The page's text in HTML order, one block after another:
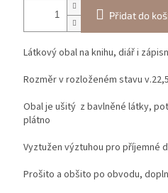
Přidat do
Látkový obal na knihu, diář i
Rozměr v rozloženém stavu
Obal je ušitý z bavlněné látky,
plátno
Vyztužen výztuhou pro příjemné
Prošito a obšito po obvodu,